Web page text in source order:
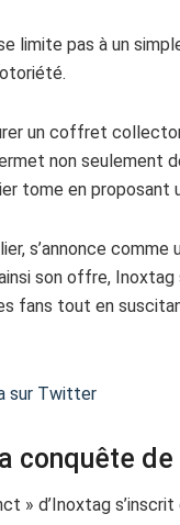
limite pas à un
un coffret
non seulement
tome en proposant
s’annonce comme
son offre,
fans tout en
sur Twitter
conquête
» d’Inoxtag